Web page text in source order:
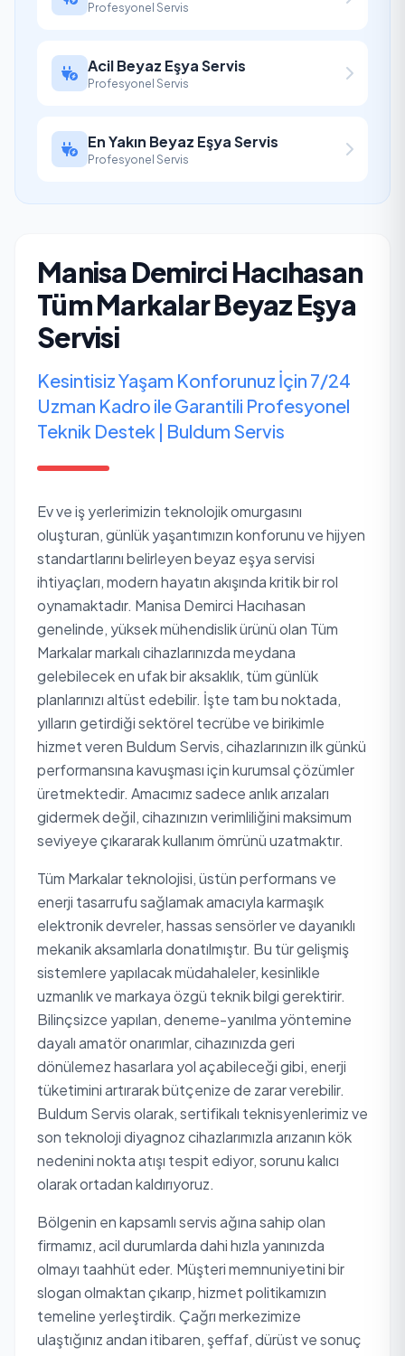
Profesyonel Servis
Acil Beyaz Eşya Servis
Profesyonel Servis
En Yakın Beyaz Eşya Servis
Profesyonel Servis
Manisa Demirci Hacıhasan
Tüm Markalar Beyaz Eşya
Servisi
Kesintisiz Yaşam Konforunuz İçin 7/24
Uzman Kadro ile Garantili Profesyonel
Teknik Destek | Buldum Servis
Ev ve iş yerlerimizin teknolojik omurgasını
oluşturan, günlük yaşantımızın konforunu ve hijyen
standartlarını belirleyen beyaz eşya servisi
ihtiyaçları, modern hayatın akışında kritik bir rol
oynamaktadır. Manisa Demirci Hacıhasan
genelinde, yüksek mühendislik ürünü olan Tüm
Markalar markalı cihazlarınızda meydana
gelebilecek en ufak bir aksaklık, tüm günlük
planlarınızı altüst edebilir. İşte tam bu noktada,
yılların getirdiği sektörel tecrübe ve birikimle
hizmet veren Buldum Servis, cihazlarınızın ilk günkü
performansına kavuşması için kurumsal çözümler
üretmektedir. Amacımız sadece anlık arızaları
gidermek değil, cihazınızın verimliliğini maksimum
seviyeye çıkararak kullanım ömrünü uzatmaktır.
Tüm Markalar teknolojisi, üstün performans ve
enerji tasarrufu sağlamak amacıyla karmaşık
elektronik devreler, hassas sensörler ve dayanıklı
mekanik aksamlarla donatılmıştır. Bu tür gelişmiş
sistemlere yapılacak müdahaleler, kesinlikle
uzmanlık ve markaya özgü teknik bilgi gerektirir.
Bilinçsizce yapılan, deneme-yanılma yöntemine
dayalı amatör onarımlar, cihazınızda geri
dönülemez hasarlara yol açabileceği gibi, enerji
tüketimini artırarak bütçenize de zarar verebilir.
Buldum Servis olarak, sertifikalı teknisyenlerimiz ve
son teknoloji diyagnoz cihazlarımızla arızanın kök
nedenini nokta atışı tespit ediyor, sorunu kalıcı
olarak ortadan kaldırıyoruz.
Bölgenin en kapsamlı servis ağına sahip olan
firmamız, acil durumlarda dahi hızla yanınızda
olmayı taahhüt eder. Müşteri memnuniyetini bir
slogan olmaktan çıkarıp, hizmet politikamızın
temeline yerleştirdik. Çağrı merkezimize
ulaştığınız andan itibaren, şeffaf, dürüst ve sonuç